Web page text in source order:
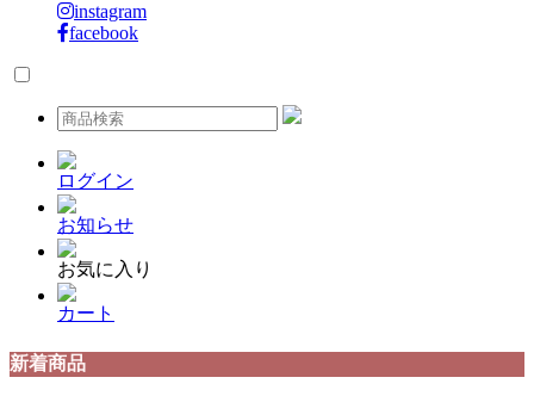
instagram
facebook
ログイン
お知らせ
お気に入り
カート
新着商品